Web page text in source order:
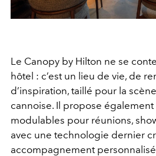
Le Canopy by Hilton ne se
hôtel : c’est un lieu de vie, de
d’inspiration, taillé pour la
cannoise. Il propose
modulables pour réunions,
avec une technologie dernier
accompagnement